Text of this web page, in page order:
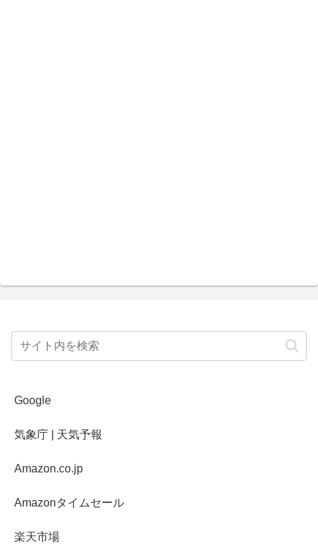
Google
気象庁 | 天気予報
Amazon.co.jp
Amazonタイムセール
楽天市場